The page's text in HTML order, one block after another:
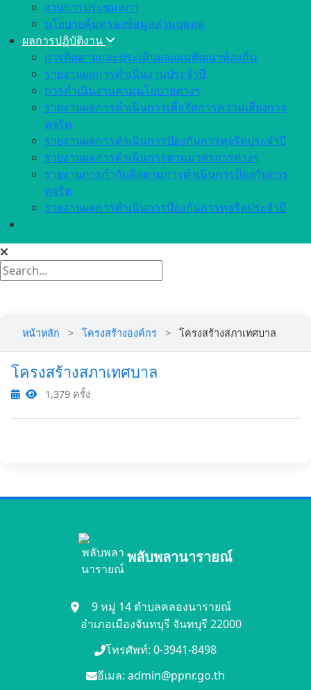
งานการประชุมสภา
นโยบายคุ้มครองข้อมูลส่วนบุคคล
ผลการปฏิบัติงาน
การติดตามและประเมินผลแผนพัฒนาท้องถิ่น
รายงานผลการดำเนินงานประจำปี
การดำเนินงานตามนโยบายต่างๆ
รายงานผลการดำเนินการเพื่อจัดการความเสี่ยงการ
ทุจริต
รายงานผลการดำเนินการป้องกันการทุจริตประจำปี
รายงานผลการดำเนินการตามมาตรการต่างๆ
รายงานการกำกับติดตามการดำเนินการป้องกันการ
ทุจริต
รายงานผลการดำเนินการป้องกันการทุจริตประจำปี
หน้าหลัก > โครงสร้างองค์กร > โครงสร้างสภาเทศบาล
โครงสร้างสภาเทศบาล
1,379 ครั้ง
พลับพลานารายณ์
9 หมู่ 14 ตำบลคลองนารายณ์
อำเภอเมืองจันทบุรี จันทบุรี 22000
โทรศัพท์: 0-3941-8498
อีเมล: admin@ppnr.go.th